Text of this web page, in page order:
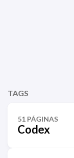
TAGS
51 PÁGINAS
Codex